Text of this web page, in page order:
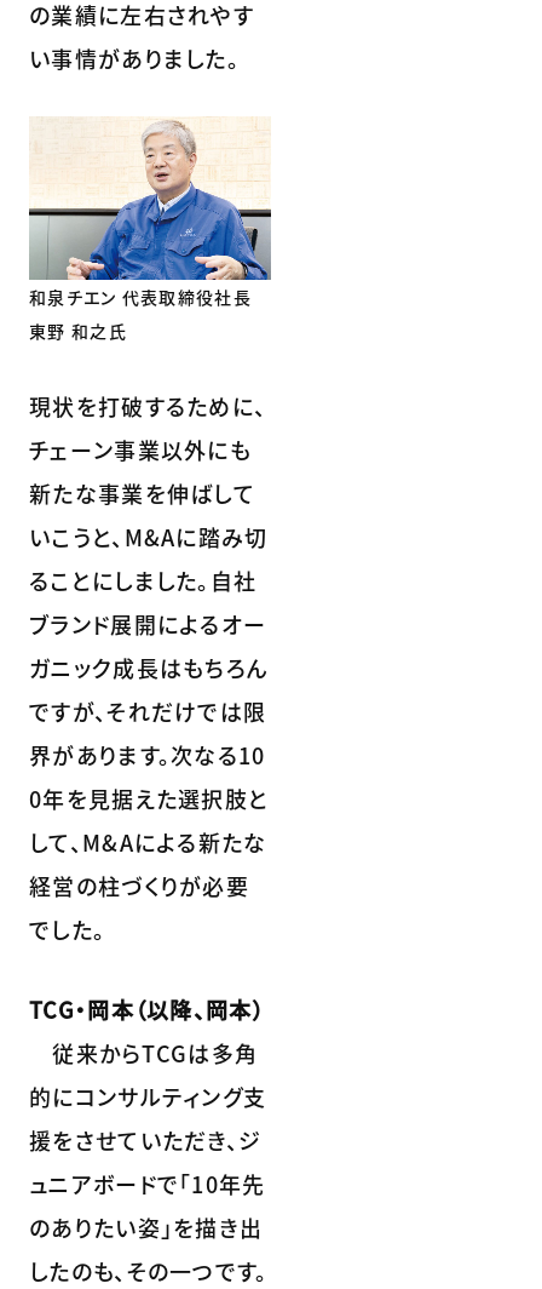
の業績に左右されやす
い事情がありました。
和泉チエン 代表取締役社長
東野 和之氏
現状を打破するために、
チェーン事業以外にも
新たな事業を伸ばして
いこうと、M&Aに踏み切
ることにしました。自社
ブランド展開によるオー
ガニック成長はもちろん
ですが、それだけでは限
界があります。次なる10
0年を見据えた選択肢と
して、M&Aによる新たな
経営の柱づくりが必要
でした。
TCG・岡本（以降、岡本）
従来からTCGは多角
的にコンサルティング支
援をさせていただき、ジ
ュニアボードで「10年先
のありたい姿」を描き出
したのも、その一つです。